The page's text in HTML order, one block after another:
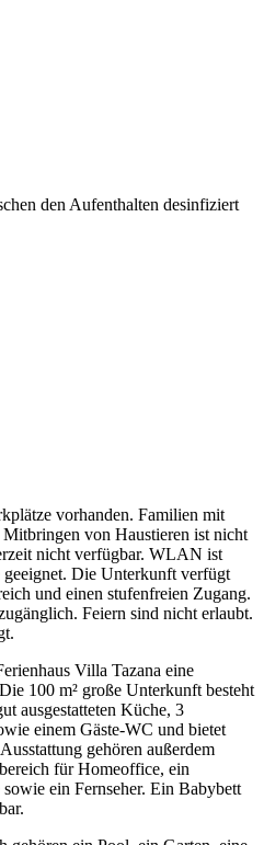
den Aufenthalten desinfiziert
vorhanden. Familien mit
von Haustieren ist nicht
nicht verfügbar. WLAN ist
Die Unterkunft verfügt
und einen stufenfreien Zugang.
Feiern sind nicht erlaubt.
Villa Tazana eine
100 m² große Unterkunft besteht
ausgestatteten Küche, 3
einem Gäste-WC und bietet
gehören außerdem
für Homeoffice, ein
ein Fernseher. Ein Babybett